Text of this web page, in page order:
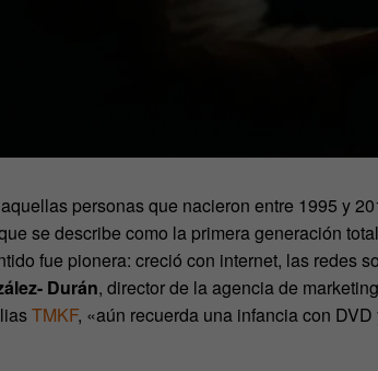
personas que nacieron entre 1995 y
se describe como la primera generación
fue pionera: creció con internet, las redes
Durán, director de la agencia de
TMKF, «aún recuerda una infancia con DVD